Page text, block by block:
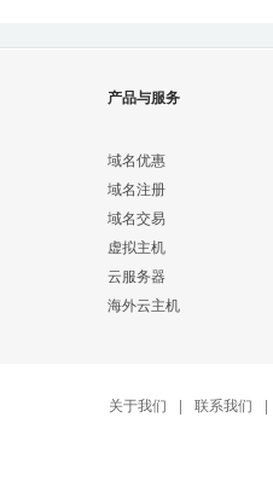
产品与服务
域名优惠
域名注册
域名交易
虚拟主机
云服务器
海外云主机
关于我们 | 联系我们 |